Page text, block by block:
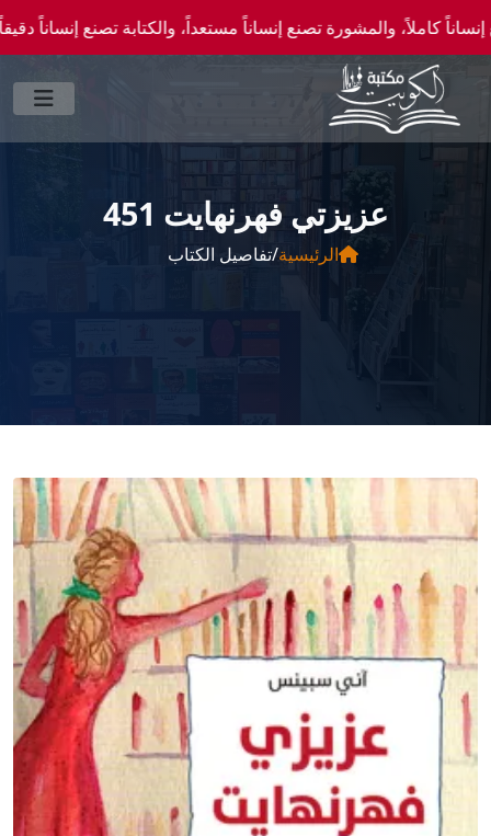
والمشورة تصنع إنساناً مستعداً، والكتابة تصنع إنساناً دقيقاً." —احصل علي عروض
عزيزتي فهرنهايت 451
الرئيسية/تفاصيل الكتاب